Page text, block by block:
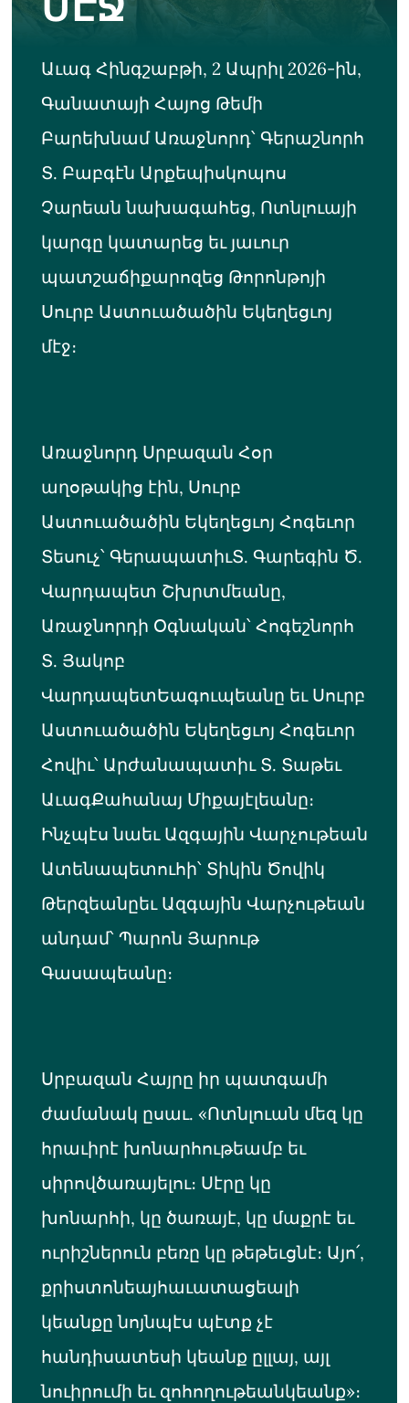
Աւագ Հինգշաբթի, 2 Ապրիլ 2026-ին,
Գանատայի Հայոց Թեմի
Բարեխնամ Առաջնորդ՝ Գերաշնորհ
Տ. Բաբգէն Արքեպիսկոպոս
Չարեան նախագահեց, Ոտնլուայի
կարգը կատարեց եւ յաւուր
պատշաճիքարոզեց Թորոնթոյի
Սուրբ Աստուածածին Եկեղեցւոյ
մէջ։
Առաջնորդ Սրբազան Հօր
աղօթակից էին, Սուրբ
Աստուածածին Եկեղեցւոյ Հոգեւոր
Տեսուչ՝ ԳերապատիւՏ. Գարեգին Ծ.
Վարդապետ Շխրտմեանը,
Առաջնորդի Օգնական՝ Հոգեշնորհ
Տ. Յակոբ
ՎարդապետԵագուպեանը եւ Սուրբ
Աստուածածին Եկեղեցւոյ Հոգեւոր
Հովիւ՝ Արժանապատիւ Տ. Տաթեւ
ԱւագՔահանայ Միքայէլեանը։
Ինչպէս նաեւ Ազգային Վարչութեան
Ատենապետուհի՝ Տիկին Ծովիկ
Թերզեանըեւ Ազգային Վարչութեան
անդամ՝ Պարոն Յարութ
Գասապեանը։
Սրբազան Հայրը իր պատգամի
ժամանակ ըսաւ. «Ոտնլուան մեզ կը
հրաւիրէ խոնարհութեամբ եւ
սիրովծառայելու։ Սէրը կը
խոնարհի, կը ծառայէ, կը մաքրէ եւ
ուրիշներուն բեռը կը թեթեւցնէ։ Այո՛,
քրիստոնեայհաւատացեալի
կեանքը նոյնպէս պէտք չէ
հանդիսատեսի կեանք ըլլայ, այլ
նուիրումի եւ զոհողութեանկեանք»։